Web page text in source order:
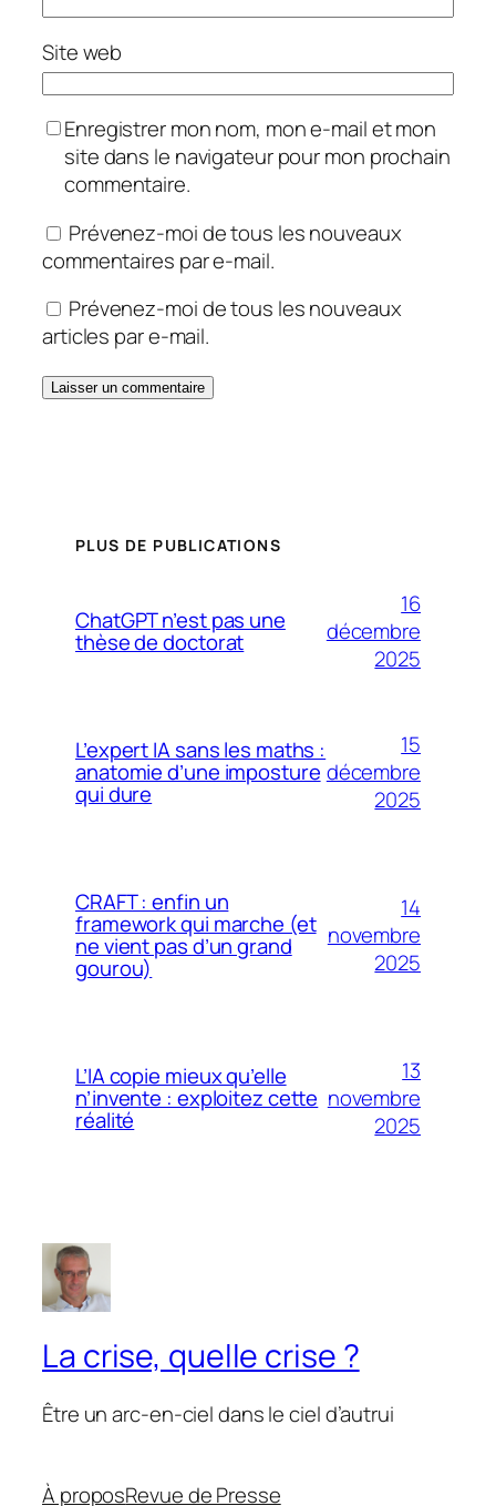
Site web
Enregistrer mon nom, mon e-mail et mon
site dans le navigateur pour mon prochain
commentaire.
Prévenez-moi de tous les nouveaux
commentaires par e-mail.
Prévenez-moi de tous les nouveaux
articles par e-mail.
PLUS DE PUBLICATIONS
ChatGPT n’est pas une
thèse de doctorat
16
décembre
2025
L’expert IA sans les maths :
anatomie d’une imposture
qui dure
15
décembre
2025
CRAFT : enfin un
framework qui marche (et
ne vient pas d’un grand
gourou)
14
novembre
2025
L’IA copie mieux qu’elle
n’invente : exploitez cette
réalité
13
novembre
2025
La crise, quelle crise ?
Être un arc-en-ciel dans le ciel d’autrui
À proposRevue de Presse